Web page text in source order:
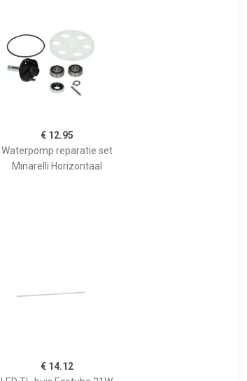
€ 12.95
Waterpomp reparatie set
Minarelli Horizontaal
€ 14.12